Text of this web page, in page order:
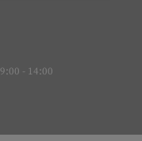
- 14:00